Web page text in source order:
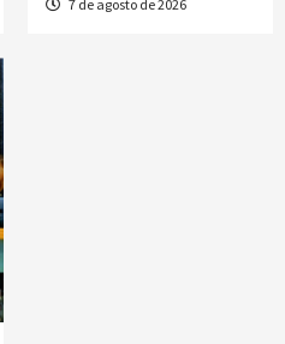
7 de agosto de 2026